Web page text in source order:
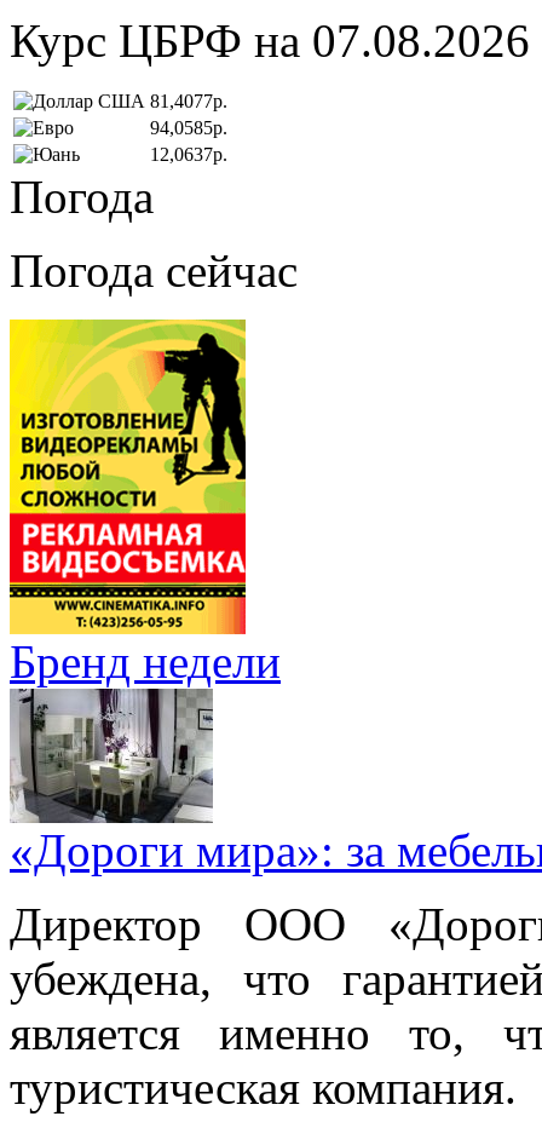
Курс ЦБРФ на 07.08.2026
81,4077р.
94,0585р.
12,0637р.
Погода
Погода сейчас
Бренд недели
«Дороги мира»: за
Директор ООО
убеждена, что
является именно то,
туристическая компания.